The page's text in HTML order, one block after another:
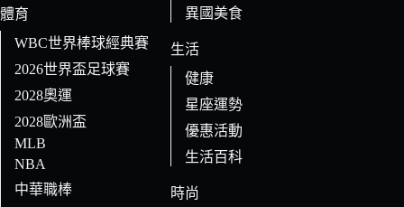
體育
WBC世界棒球經典賽
2026世界盃足球賽
2028奧運
2028歐洲盃
MLB
NBA
中華職棒
異國美食
生活
健康
星座運勢
優惠活動
生活百科
時尚